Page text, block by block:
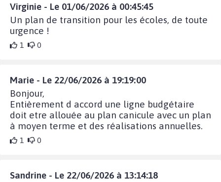
Virginie - Le 01/06/2026 à 00:45:45
Un plan de transition pour les écoles, de toute
urgence !
1 0
Marie - Le 22/06/2026 à 19:19:00
Bonjour,
Entièrement d accord une ligne budgétaire
doit etre allouée au plan canicule avec un plan
à moyen terme et des réalisations annuelles.
1 0
Sandrine - Le 22/06/2026 à 13:14:18